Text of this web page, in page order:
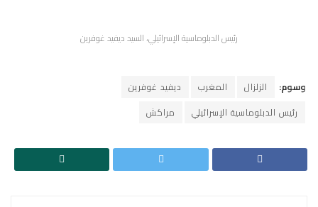
رئيس الدبلوماسية الإسرائيلي، السيد ديفيد غوفرين
وسوم: الزلزال المغرب
ديفيد غوفرين
رئيس الدبلوماسية الإسرائيلي
مراكش